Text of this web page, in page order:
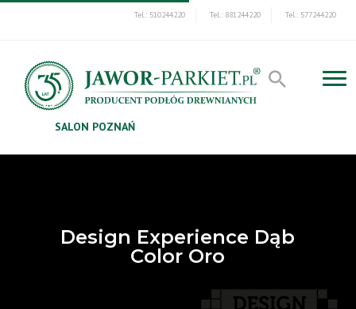
Tel.: 510244220 Tel.: 881244220 Tel.: 577244220
SALON POZNAŃ
Design Experience Dąb
Color Oro